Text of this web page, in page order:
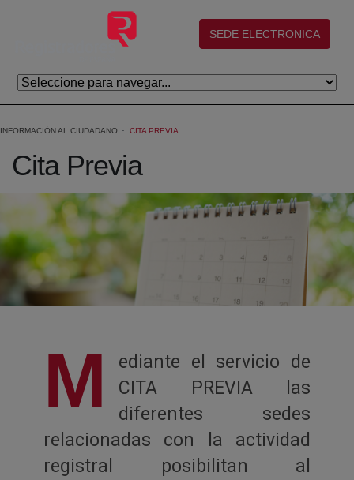
Saltar al contenido principal
(abre en nueva ventana)
SEDE ELECTRONICA
INFORMACIÓN AL CIUDADANO CITA PREVIA
Cita Previa
M
ediante el servicio de
CITA PREVIA las
diferentes sedes
relacionadas con la actividad
registral posibilitan al